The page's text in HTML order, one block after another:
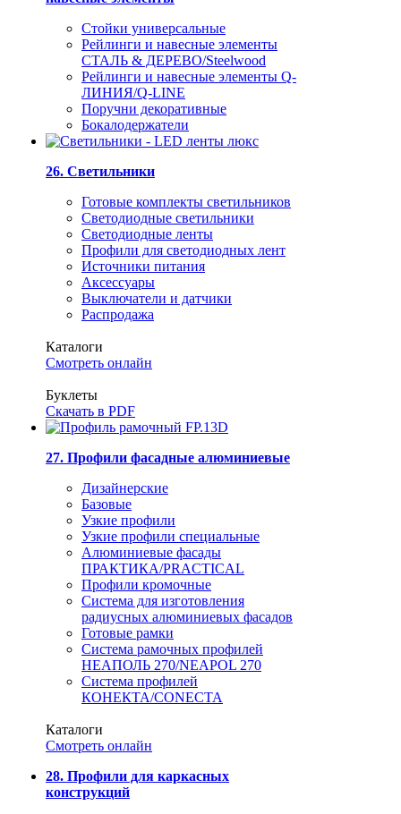
Стойки универсальные
Рейлинги и навесные элементы
СТАЛЬ & ДЕРЕВО/Steelwood
Рейлинги и навесные элементы Q-
ЛИНИЯ/Q-LINE
Поручни декоративные
Бокалодержатели
26. Светильники
Готовые комплекты светильников
Светодиодные светильники
Светодиодные ленты
Профили для светодиодных лент
Источники питания
Аксессуары
Выключатели и датчики
Распродажа
Каталоги
Смотреть онлайн
Буклеты
Скачать в PDF
27. Профили фасадные алюминиевые
Дизайнерские
Базовые
Узкие профили
Узкие профили специальные
Алюминиевые фасады
ПРАКТИКА/PRACTICAL
Профили кромочные
Система для изготовления
радиусных алюминиевых фасадов
Готовые рамки
Система рамочных профилей
НЕАПОЛЬ 270/NEAPOL 270
Система профилей
КОНЕКТА/CONECTA
Каталоги
Смотреть онлайн
28. Профили для каркасных
конструкций